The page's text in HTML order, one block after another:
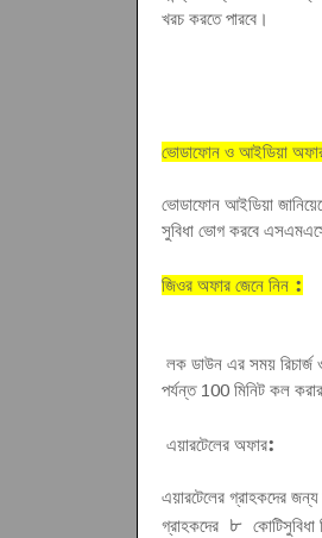
খরচ করতে পারবে।
ভোডাফোন ও আইডিয়া
ভোডাফোন আইডিয়া
সুবিধা ভোগ করবে
জিওর অফার জেনে নিন:
লক ডাউন এর সময় রিচার্জ
পর্যন্ত 100 মিনিট কল
এয়ারটেলের অফার:
এয়ারটেলের গ্রাহকদের
গ্রাহকদের ৮ কোটিসুবিধা